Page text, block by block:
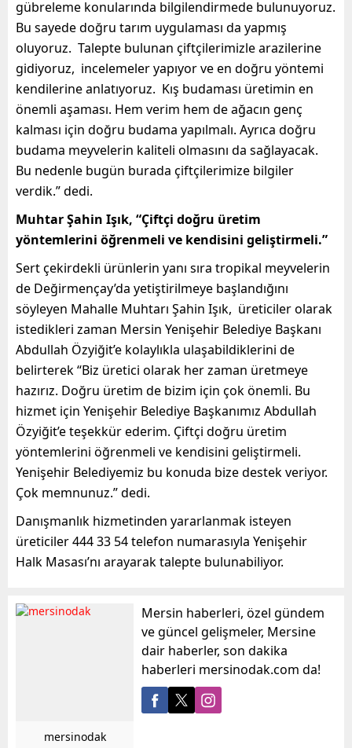
gübreleme konularında bilgilendirmede bulunuyoruz.
Bu sayede doğru tarım uygulaması da yapmış
oluyoruz. Talepte bulunan çiftçilerimizle arazilerine
gidiyoruz, incelemeler yapıyor ve en doğru yöntemi
kendilerine anlatıyoruz. Kış budaması üretimin en
önemli aşaması. Hem verim hem de ağacın genç
kalması için doğru budama yapılmalı. Ayrıca doğru
budama meyvelerin kaliteli olmasını da sağlayacak.
Bu nedenle bugün burada çiftçilerimize bilgiler
verdik.”dedi.
MuhtarŞahin Işık, “Çiftçi doğru üretim
yöntemlerini öğrenmeli ve kendisini geliştirmeli.”
Sert çekirdekli ürünlerin yanı sıra tropikal meyvelerin
de Değirmençay’da yetiştirilmeye başlandığını
söyleyen Mahalle Muhtarı Şahin Işık, üreticiler olarak
istedikleri zaman Mersin Yenişehir Belediye Başkanı
Abdullah Özyiğit’e kolaylıkla ulaşabildiklerini de
belirterek“Biz üretici olarak her zaman üretmeye
hazırız. Doğru üretim de bizim için çok önemli. Bu
hizmet için Yenişehir Belediye Başkanımız Abdullah
Özyiğit’e teşekkür ederim. Çiftçi doğru üretim
yöntemlerini öğrenmeli ve kendisini geliştirmeli.
Yenişehir Belediyemiz bu konuda bize destek veriyor.
Çok memnunuz.”dedi.
Danışmanlık hizmetinden yararlanmak isteyen
üreticiler 444 33 54 telefon numarasıyla Yenişehir
Halk Masası’nı arayarak talepte bulunabiliyor.
mersinodak
Mersin haberleri, özel gündem
ve güncel gelişmeler, Mersine
dair haberler, son dakika
haberleri mersinodak.com da!